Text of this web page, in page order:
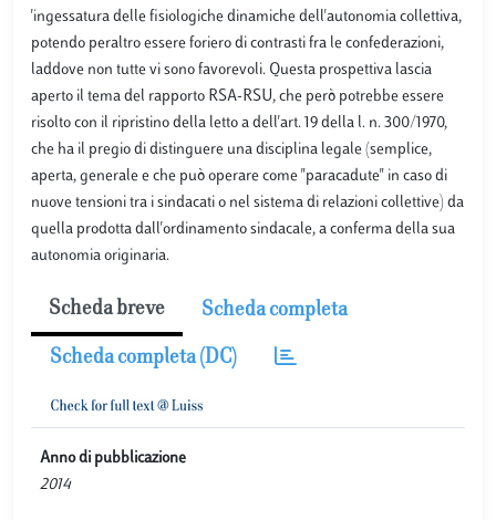
'ingessatura delle fisiologiche dinamiche dell'autonomia collettiva,
potendo peraltro essere foriero di contrasti fra le confederazioni,
laddove non tutte vi sono favorevoli. Questa prospettiva lascia
aperto il tema del rapporto RSA-RSU, che però potrebbe essere
risolto con il ripristino della letto a dell'art. 19 della l. n. 300/1970,
che ha il pregio di distinguere una disciplina legale (semplice,
aperta, generale e che può operare come "paracadute" in caso di
nuove tensioni tra i sindacati o nel sistema di relazioni collettive) da
quella prodotta dall'ordinamento sindacale, a conferma della sua
autonomia originaria.
Scheda breve Scheda completa
Scheda completa (DC)
Anno di pubblicazione
2014